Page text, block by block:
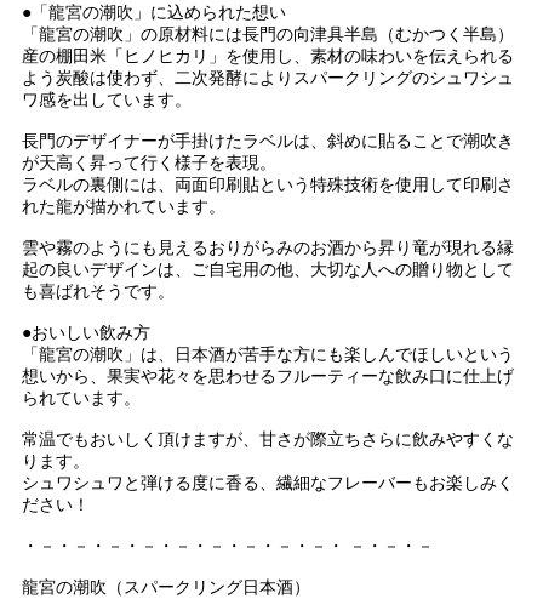
●「龍宮の潮吹」に込められた想い
「龍宮の潮吹」の原材料には長門の向津具半島（むかつく半島）
産の棚田米「ヒノヒカリ」を使用し、素材の味わいを伝えられる
よう炭酸は使わず、二次発酵によりスパークリングのシュワシュ
ワ感を出しています。
長門のデザイナーが手掛けたラベルは、斜めに貼ることで潮吹き
が天高く昇って行く様子を表現。
ラベルの裏側には、両面印刷貼という特殊技術を使用して印刷さ
れた龍が描かれています。
雲や霧のようにも見えるおりがらみのお酒から昇り竜が現れる縁
起の良いデザインは、ご自宅用の他、大切な人への贈り物として
も喜ばれそうです。
●おいしい飲み方
「龍宮の潮吹」は、日本酒が苦手な方にも楽しんでほしいという
想いから、果実や花々を思わせるフルーティーな飲み口に仕上げ
られています。
常温でもおいしく頂けますが、甘さが際立ちさらに飲みやすくな
ります。
シュワシュワと弾ける度に香る、繊細なフレーバーもお楽しみく
ださい！
・－・－・－・－・－・－・－・－・－・ －・－・－
龍宮の潮吹（スパークリング日本酒）